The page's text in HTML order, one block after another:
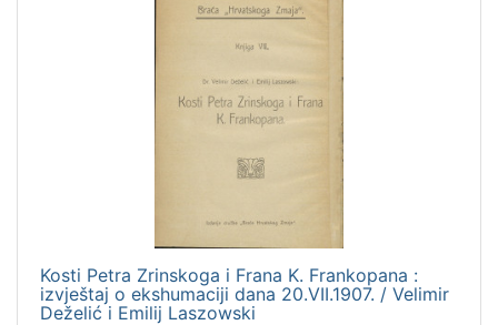
Kosti Petra Zrinskoga i Frana K. Frankopana :
izvještaj o ekshumaciji dana 20.VII.1907. / Velimir
Deželić i Emilij Laszowski